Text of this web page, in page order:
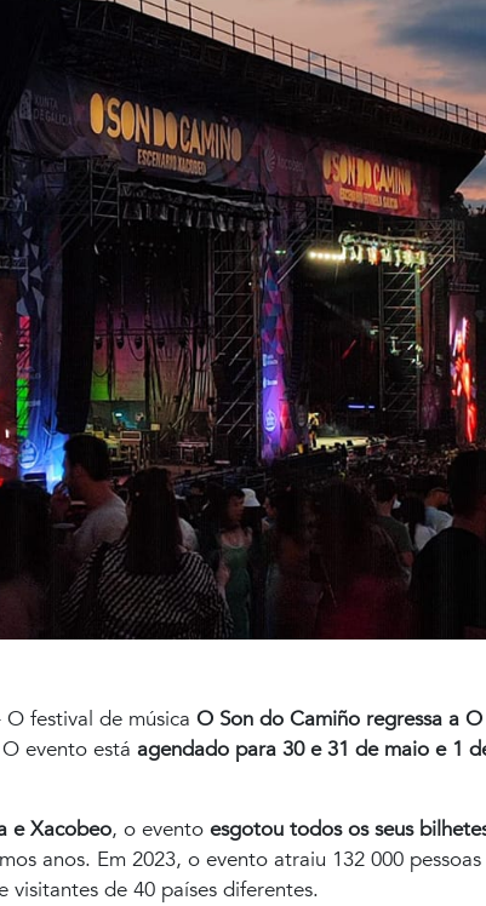
O festival de música O Son do Camiño regressa a
evento está agendado para 30 e 31 de maio e 1
e Xacobeo, o evento esgotou todos os seus
anos. Em 2023, o evento atraiu 132 000
visitantes de 40 países diferentes.